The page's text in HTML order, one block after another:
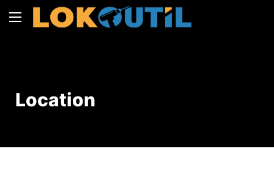
Location